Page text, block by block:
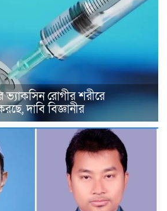
ভ্যাকসিন রোগীর শরীরে
দাবি বিজ্ঞানীর